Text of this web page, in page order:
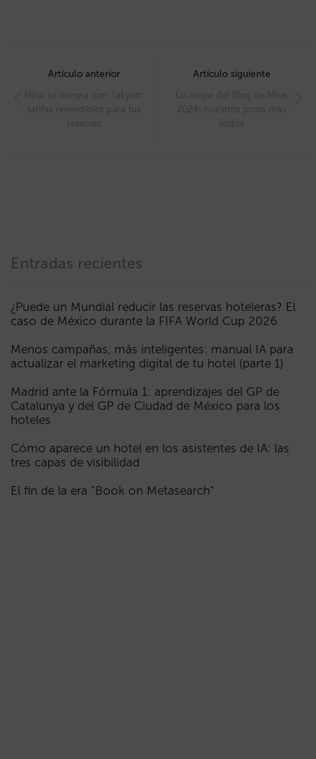
navigation
Artículo anterior
Mirai se integra con Takyon:
tarifas revendibles para tus
reservas
Artículo siguiente
Lo mejor del Blog de Mirai
2024: nuestros posts más
leídos
Entradas recientes
¿Puede un Mundial reducir las reservas hoteleras? El
caso de México durante la FIFA World Cup 2026
Menos campañas, más inteligentes: manual IA para
actualizar el marketing digital de tu hotel (parte 1)
Madrid ante la Fórmula 1: aprendizajes del GP de
Catalunya y del GP de Ciudad de México para los
hoteles
Cómo aparece un hotel en los asistentes de IA: las
tres capas de visibilidad
El fin de la era “Book on Metasearch”